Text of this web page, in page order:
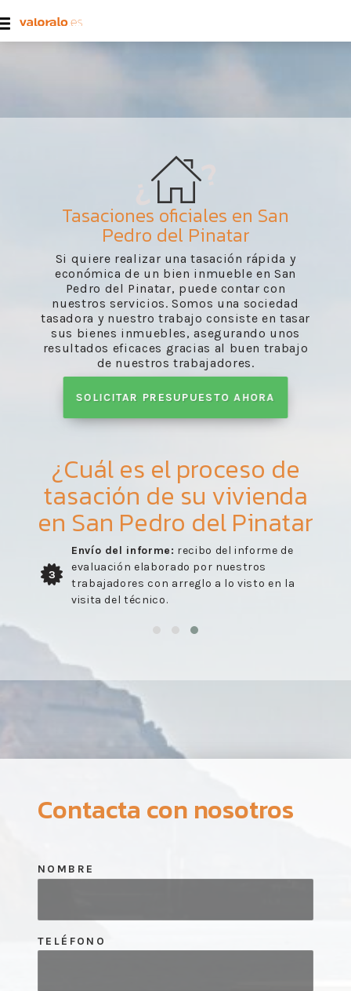
Tasaciones oficiales en San
Pedro del Pinatar
Si quiere realizar una tasación rápida y
económica de un bien inmueble en San
Pedro del Pinatar, puede contar con
nuestros servicios. Somos una sociedad
tasadora y nuestro trabajo consiste en tasar
sus bienes inmuebles, asegurando unos
resultados eficaces gracias al buen trabajo
de nuestros trabajadores.
SOLICITAR PRESUPUESTO AHORA
¿Cuál es el proceso de
tasación de su vivienda
en San Pedro del Pinatar
3
Envío del informe: recibo del informe de
evaluación elaborado por nuestros
trabajadores con arreglo a lo visto en la
visita del técnico.
Contacta con nosotros
NOMBRE
TELÉFONO